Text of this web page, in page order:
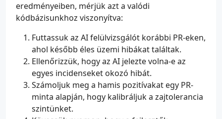
eredményeiben, mérjük azt a valódi
kódbázisunkhoz viszonyítva:
Futtassuk az AI felülvizsgálót korábbi PR-eken,
ahol később éles üzemi hibákat találtak.
Ellenőrizzük, hogy az AI jelezte volna-e az
egyes incidenseket okozó hibát.
Számoljuk meg a hamis pozitívakat egy PR-
minta alapján, hogy kalibráljuk a zajtolerancia
szintünket.